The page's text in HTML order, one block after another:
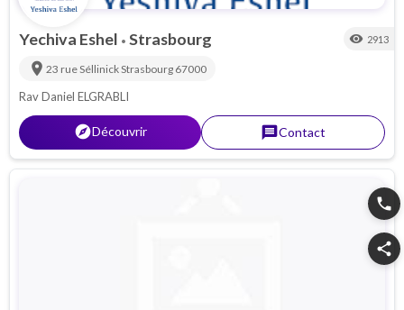
Yechiva Eshel • Strasbourg visibility 2913
location_on 23 rue SéllinickStrasbourg 67000
Rav Daniel ELGRABLI
explorerDécouvrir messageContact
phone
share